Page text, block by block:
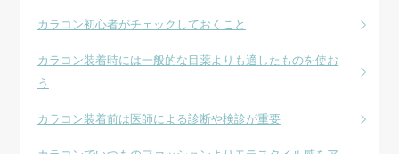
カラコン初心者がチェックしておくこと
カラコン装着時には一般的な目薬よりも適したものを使お
う
カラコン装着前は医師による診断や検診が重要